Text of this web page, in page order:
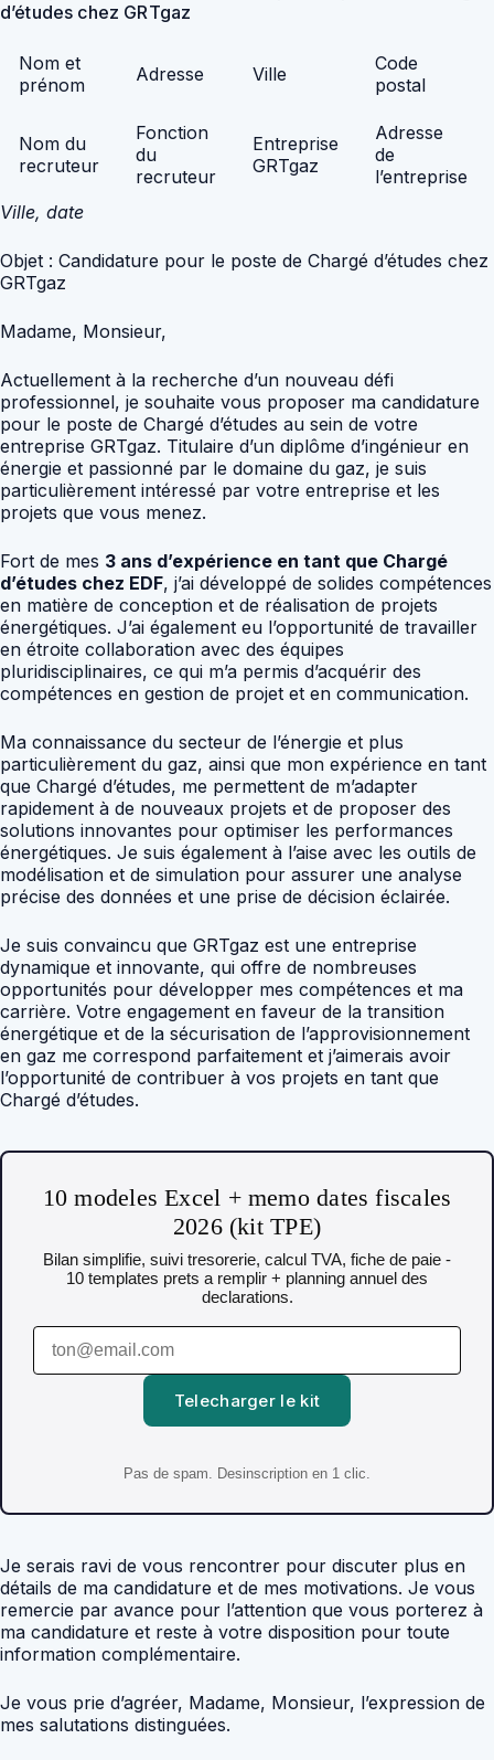
d’études chez GRTgaz
Nom et
prénom
Adresse Ville
Code
postal
Nom du
recruteur
Fonction
du
recruteur
Entreprise
GRTgaz
Adresse
de
l’entreprise
Ville, date
Objet : Candidature pour le poste de Chargé d’études chez
GRTgaz
Madame, Monsieur,
Actuellement à la recherche d’un nouveau défi
professionnel, je souhaite vous proposer ma candidature
pour le poste de Chargé d’études au sein de votre
entreprise GRTgaz. Titulaire d’un diplôme d’ingénieur en
énergie et passionné par le domaine du gaz, je suis
particulièrement intéressé par votre entreprise et les
projets que vous menez.
Fort de mes 3 ans d’expérience en tant que Chargé
d’études chez EDF, j’ai développé de solides compétences
en matière de conception et de réalisation de projets
énergétiques. J’ai également eu l’opportunité de travailler
en étroite collaboration avec des équipes
pluridisciplinaires, ce qui m’a permis d’acquérir des
compétences en gestion de projet et en communication.
Ma connaissance du secteur de l’énergie et plus
particulièrement du gaz, ainsi que mon expérience en tant
que Chargé d’études, me permettent de m’adapter
rapidement à de nouveaux projets et de proposer des
solutions innovantes pour optimiser les performances
énergétiques. Je suis également à l’aise avec les outils de
modélisation et de simulation pour assurer une analyse
précise des données et une prise de décision éclairée.
Je suis convaincu que GRTgaz est une entreprise
dynamique et innovante, qui offre de nombreuses
opportunités pour développer mes compétences et ma
carrière. Votre engagement en faveur de la transition
énergétique et de la sécurisation de l’approvisionnement
en gaz me correspond parfaitement et j’aimerais avoir
l’opportunité de contribuer à vos projets en tant que
Chargé d’études.
10 modeles Excel + memo dates fiscales
2026 (kit TPE)
Bilan simplifie, suivi tresorerie, calcul TVA, fiche de paie -
10 templates prets a remplir + planning annuel des
declarations.
Telecharger le kit
Pas de spam. Desinscription en 1 clic.
Je serais ravi de vous rencontrer pour discuter plus en
détails de ma candidature et de mes motivations. Je vous
remercie par avance pour l’attention que vous porterez à
ma candidature et reste à votre disposition pour toute
information complémentaire.
Je vous prie d’agréer, Madame, Monsieur, l’expression de
mes salutations distinguées.